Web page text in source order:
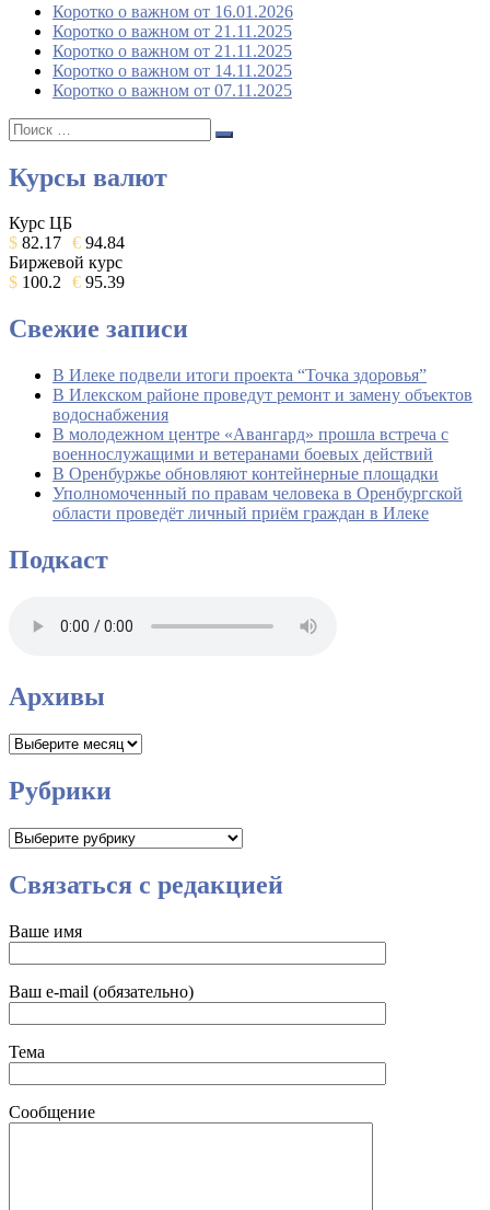
Коротко о важном от 16.01.2026
Коротко о важном от 21.11.2025
Коротко о важном от 21.11.2025
Коротко о важном от 14.11.2025
Коротко о важном от 07.11.2025
Поиск:
Поиск
Курсы валют
Курс ЦБ
$ 82.17 € 94.84
Биржевой курс
$ 100.2 € 95.39
Свежие записи
В Илеке подвели итоги проекта “Точка здоровья”
В Илекском районе проведут ремонт и замену объектов
водоснабжения
В молодежном центре «Авангард» прошла встреча с
военнослужащими и ветеранами боевых действий
В Оренбуржье обновляют контейнерные площадки
Уполномоченный по правам человека в Оренбургской
области проведёт личный приём граждан в Илеке
Подкаст
Архивы
Архивы
Рубрики
Рубрики
Связаться с редакцией
Ваше имя
Ваш e-mail (обязательно)
Тема
Сообщение